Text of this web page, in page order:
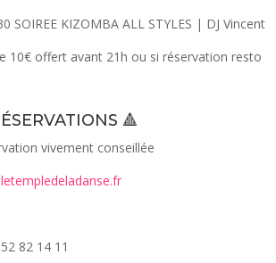
SOIREE KIZOMBA ALL STYLES | DJ Vincent
10€ offert avant 21h ou si réservation resto
🔺
vivement conseillée
82 14 11